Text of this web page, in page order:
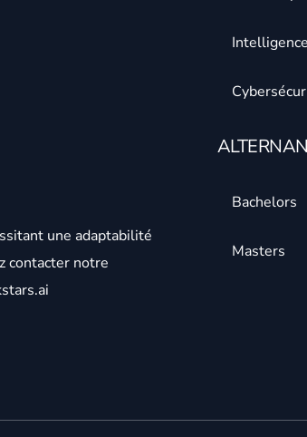
une adaptabilité
contacter notre
Bachelors
Masters